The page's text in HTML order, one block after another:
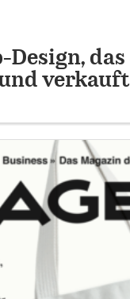
Design, das
verkauft